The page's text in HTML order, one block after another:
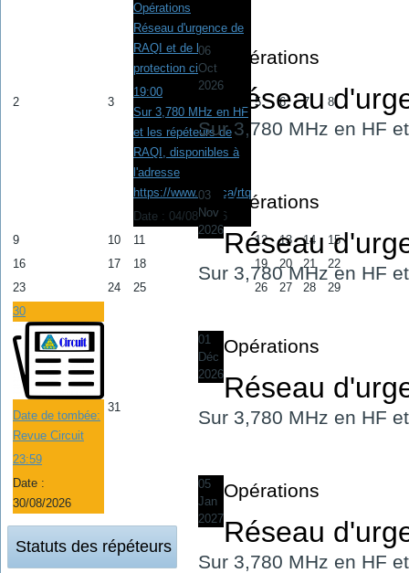
2 3
Opérations
Réseau d'urgence de
RAQI et de la
protection civile
19:00
Sur 3,780 MHz en HF
et les répéteurs de
RAQI, disponibles à
l'adresse
https://www.raqi.ca/rtq
Date : 04/08/2026
5 6 7 8
9 10 11 12 13 14
15
16
17 18 19 20 21
22
23
24 25 26 27 28
29
30
Date de tombée:
Revue Circuit
23:59
Date :
30/08/2026
31
Statuts des répéteurs
06
Oct
2026
Opérations
Réseau
Sur 3,780 MHz en HF
03
Nov
2026
Opérations
Réseau
Sur 3,780 MHz en HF
01
Déc
2026
Opérations
Réseau
Sur 3,780 MHz en HF
05
Jan
2027
Opérations
Réseau
Sur 3,780 MHz en HF